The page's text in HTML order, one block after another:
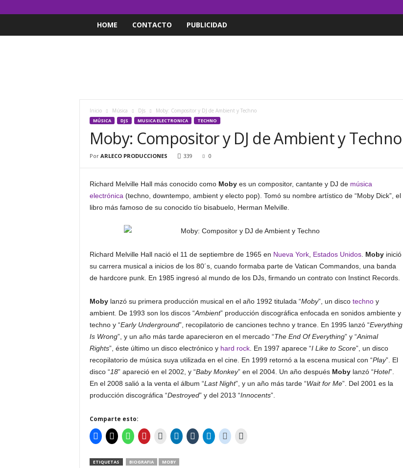
HOME CONTACTO PUBLICIDAD
Inicio Música DJs Moby: Compositor y DJ de Ambient y Techno
MÚSICA DJS MUSICA ELECTRONICA TECHNO
Moby: Compositor y DJ de Ambient y Techno
Por ARLECO PRODUCCIONES 339 0
Richard Melville Hall más conocido como Mobyes un compositor, cantante y DJ de música
electrónica (techno, downtempo, ambient y electo pop). Tomó su nombre artístico de “Moby Dick”, el
libro más famoso de su conocido tío bisabuelo, Herman Melville.
Richard Melville Hall nació el 11 de septiembre de 1965 en Nueva York, Estados Unidos. Moby inició
su carrera musical a inicios de los 80´s, cuando formaba parte de Vatican Commandos, una banda
de hardcore punk. En 1985 ingresó al mundo de los DJs, firmando un contrato con Instinct Records.
Mobylanzó su primera producción musical en el año 1992 titulada “Moby”, un disco technoy
ambient. De 1993 son los discos “Ambient” producción discográfica enfocada en sonidos ambiente y
techno y “Early Underground”, recopilatorio de canciones techno y trance. En 1995 lanzó “Everything
Is Wrong”, y un año más tarde aparecieron en el mercado “The End Of Everything” y “Animal
Rights”, éste último un disco electrónico y hard rock. En 1997 aparece “I Like to Score”, un disco
recopilatorio de música suya utilizada en el cine. En 1999 retornó a la escena musical con “Play”. El
disco “18” apareció en el 2002, y “Baby Monkey” en el 2004. Un año después Mobylanzó “Hotel”.
En el 2008 salió a la venta el álbum “Last Night”, y un año más tarde “Wait for Me”. Del 2001 es la
producción discográfica “Destroyed” y del 2013 “Innocents”.
Comparte esto:
ETIQUETAS BIOGRAFIA MOBY